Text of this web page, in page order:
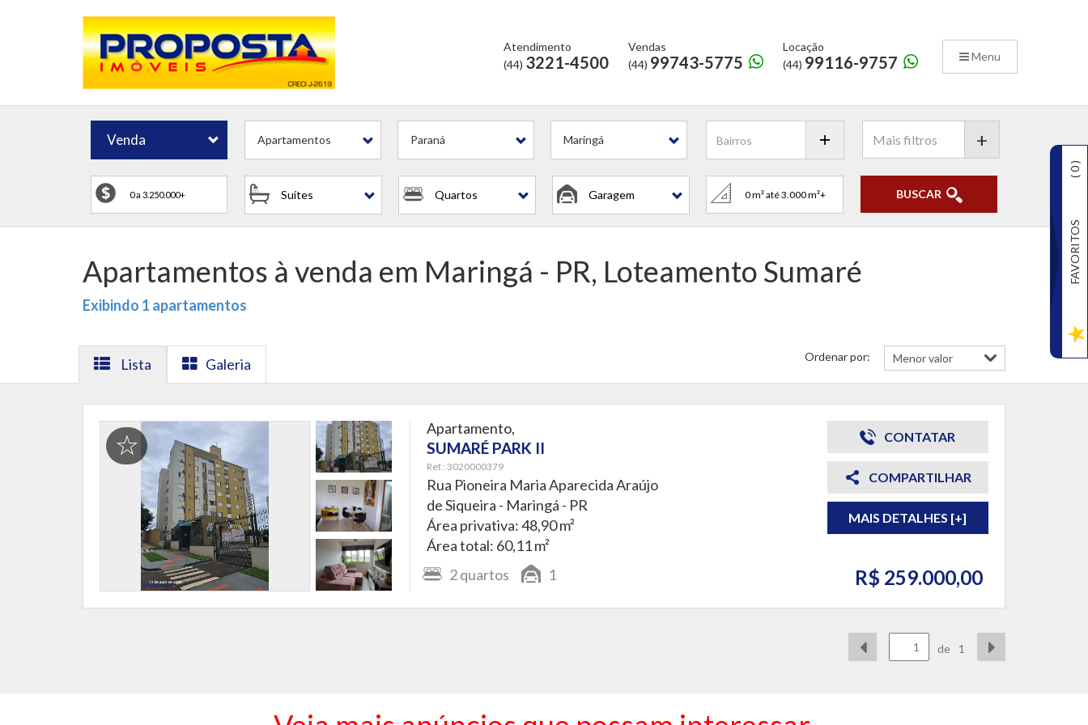
Menu
Atendimento
(44) 3221-4500
Vendas
(44) 99743-5775
Locação
(44) 99116-9757
Venda Apartamentos Paraná Maringá
Suítes Quartos Garagem
+
BUSCAR
Apartamentos à venda em Maringá - PR, Loteamento Sumaré
Exibindo 1 apartamentos
Lista Galeria Ordenar por:
Apartamento,
SUMARÉ PARK II
Ref.: 3020000379
Rua Pioneira Maria Aparecida Araújo
de Siqueira - Maringá - PR
Área privativa: 48,90 m²
Área total: 60,11 m²
2quartos 1
CONTATAR
COMPARTILHAR
MAIS DETALHES [+]
R$ 259.000,00
de 1
FAVORITOS
(
0
)